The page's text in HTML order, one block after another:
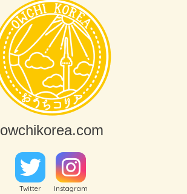
owchikorea.com
Twitter Instagram